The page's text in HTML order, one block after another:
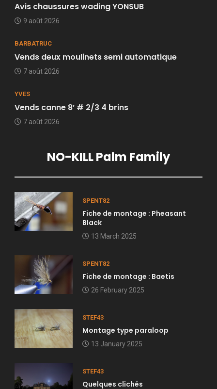
Avis chaussures wading YONSUB
9 août 2026
BARBATRUC
Vends deux moulinets semi automatique
7 août 2026
YVES
Vends canne 8’ # 2/3 4 brins
7 août 2026
NO-KILL Palm Family
SPENT82
Fiche de montage : Pheasant
Black
13 March 2025
SPENT82
Fiche de montage : Baetis
26 February 2025
STEF43
Montage type paraloop
13 January 2025
STEF43
Quelques clichés